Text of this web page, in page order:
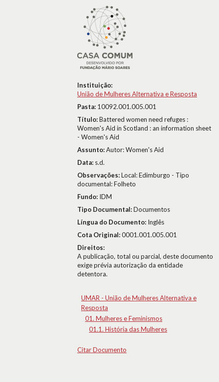
Instituição:
União de Mulheres Alternativa e Resposta
Pasta: 10092.001.005.001
Título:Battered women need refuges :
Women's Aid in Scotland : an information sheet
- Women's Aid
Assunto:Autor: Women's Aid
Data: s.d.
Observações:Local: Edimburgo - Tipo
documental: Folheto
Fundo: IDM
Tipo Documental:Documentos
Língua do Documento: Inglês
Cota Original:0001.001.005.001
Direitos:
A publicação, total ou parcial, deste documento
exige prévia autorização da entidade
detentora.
UMAR - União de Mulheres Alternativa e
Resposta
01. Mulheres e Feminismos
01.1. História das Mulheres
Citar Documento